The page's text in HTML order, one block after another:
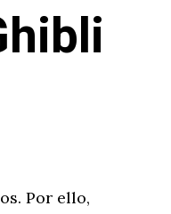
Por ello,